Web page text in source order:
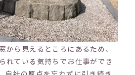
から見えるところにあるため、
れている気持ちでお仕事ができ